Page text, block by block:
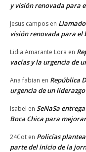
y visión renovada para
Jesus campos en
visión renovada para el
Lidia Amarante Lora en
vacías y la urgencia de
Ana fabian en República
urgencia de un
Isabel en SeNaSa
Boca Chica para
24Cot en Policías
parte del inicio de la